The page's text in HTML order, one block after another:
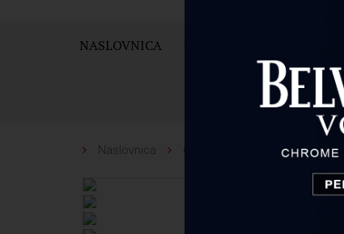
NASLOVNICA VINA
Naslovnica Čaše i dekanteri Riedel